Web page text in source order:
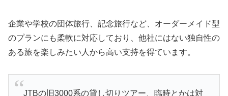
企業や学校の団体旅行、記念旅行など、オーダーメイド型
のプランにも柔軟に対応しており、他社にはない独自性の
ある旅を楽しみたい人から高い支持を得ています。
JTBの旧3000系の貸し切りツアー、臨時とかは対